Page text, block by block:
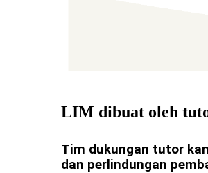
LIM dibuat oleh
Tim dukungan tutor
dan perlindungan